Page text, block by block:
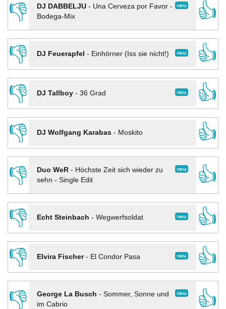
👎
neu
DJ DABBELJU- Una Cerveza por Favor -
Bodega-Mix
👍
👎
neu
DJ Feuerapfel - Einhörner (Iss sie nicht!)
👍
👎
neu
DJ Tallboy- 36 Grad
👍
👎
DJ Wolfgang Karabas- Moskito
👍
👎
neu
Duo WeR- Höchste Zeit sich wieder zu
sehn - Single Edit
👍
👎
neu
Echt Steinbach - Wegwerfsoldat
👍
👎
neu
Elvira Fischer- El Condor Pasa
👍
👎
neu
George La Busch - Sommer, Sonne und
im Cabrio
👍